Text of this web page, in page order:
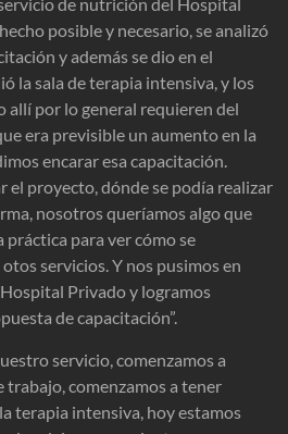
posible y necesario, se analizó
y además se dio en el
la sala de terapia intensiva, y los
allí por lo general requieren del
era previsible un aumento en la
encarar esa capacitación.
el proyecto, dónde se podía realizar
nosotros queríamos algo que
para ver cómo se
servicios. Y nos pusimos en
Privado y logramos
de capacitación”.
servicio, comenzamos a
trabajo, comenzamos a tener
terapia intensiva, hoy estamos